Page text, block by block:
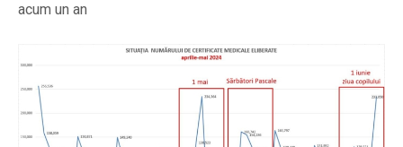
acum un an